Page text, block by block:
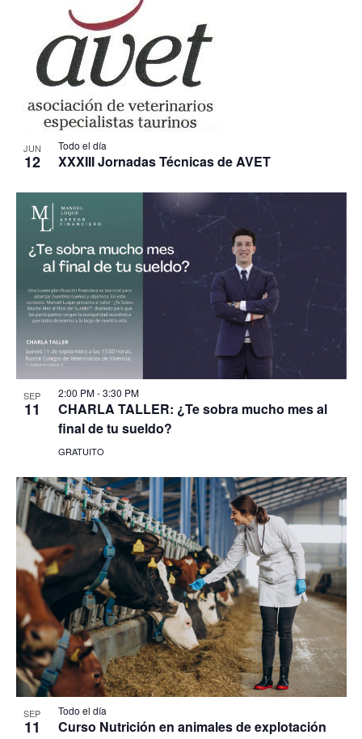
JUN
12
Todo el día
XXXIII Jornadas Técnicas de AVET
SEP
11
2:00 PM-3:30 PM
CHARLA TALLER: ¿Te sobra mucho mes al
final de tu sueldo?
GRATUITO
SEP
11
Todo el día
Curso Nutrición en animales de explotación